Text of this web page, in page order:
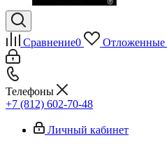
Сравнение0 Отложенные
Телефоны
+7 (812) 602-70-48
Личный кабинет